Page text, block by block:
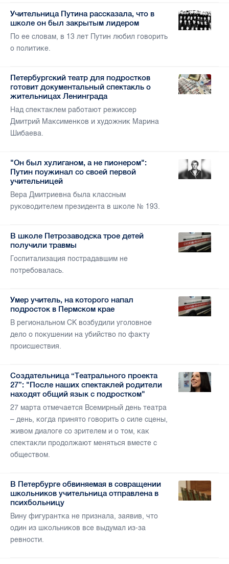
Учительница Путина рассказала, что в
школе он был закрытым лидером
По ее словам, в 13 лет Путин любил говорить
о политике.
Петербургский театр для подростков
готовит документальный спектакль о
жительницах Ленинграда
Над спектаклем работают режиссер
Дмитрий Максименков и художник Марина
Шибаева.
"Он был хулиганом, а не пионером":
Путин поужинал со своей первой
учительницей
Вера Дмитриевна была классным
руководителем президента в школе № 193.
В школе Петрозаводска трое детей
получили травмы
Госпитализация пострадавшим не
потребовалась.
Умер учитель, на которого напал
подросток в Пермском крае
В региональном СК возбудили уголовное
дело о покушении на убийство по факту
происшествия.
Создательница “Театрального проекта
27”: "После наших спектаклей родители
находят общий язык с подростком"
27 марта отмечается Всемирный день театра
– день, когда принято говорить о силе сцены,
живом диалоге со зрителем и о том, как
спектакли продолжают меняться вместе с
обществом.
В Петербурге обвиняемая в совращении
школьников учительница отправлена в
психбольницу
Вину фигурантка не признала, заявив, что
один из школьников все выдумал из-за
ревности.